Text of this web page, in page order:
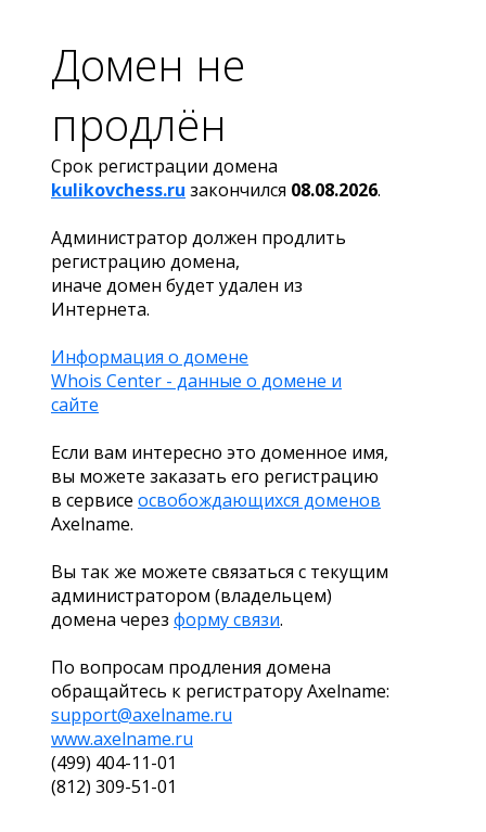
Домен не
продлён
Срок регистрации домена
kulikovchess.ru закончился 08.08.2026.
Администратор должен продлить
регистрацию домена,
иначе домен будет удален из
Интернета.
Информация о домене
Whois Center - данные о домене и
сайте
Если вам интересно это доменное имя,
вы можете заказать его регистрацию
в сервисе освобождающихся доменов
Axelname.
Вы так же можете связаться с текущим
администратором (владельцем)
домена через форму связи.
По вопросам продления домена
обращайтесь к регистратору Axelname:
support@axelname.ru
www.axelname.ru
(499) 404-11-01
(812) 309-51-01